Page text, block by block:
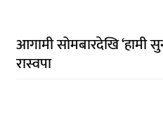
आगामी सोमबारदेखि ‘हामी
रास्वपा